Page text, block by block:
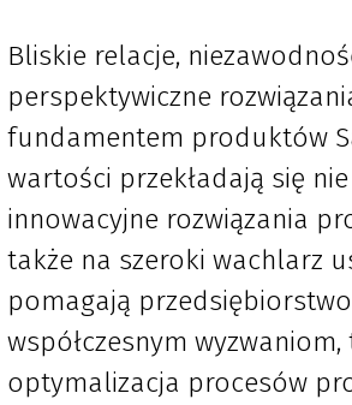
Bliskie relacje,
perspektywiczne
fundamentem produktów
wartości przekładają się
innowacyjne rozwiązania
także na szeroki wachlarz
pomagają
współczesnym
optymalizacja procesów